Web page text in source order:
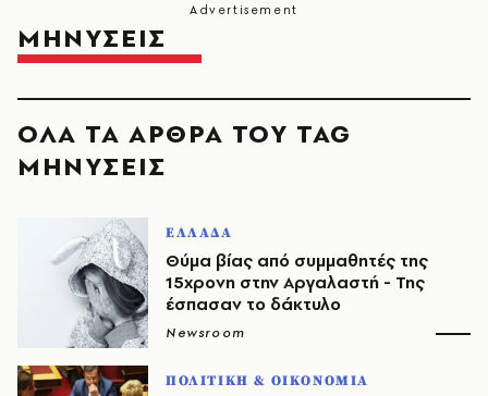
ΜΗΝΥΣΕΙΣ
ΟΛΑ ΤΑ ΑΡΘΡΑ ΤΟΥ TAG
ΜΗΝΥΣΕΙΣ
ΕΛΛΑΔΑ
Θύμα βίας από συμμαθητές της
15χρονη στην Αργαλαστή - Της
έσπασαν το δάκτυλο
Newsroom
ΠΟΛΙΤΙΚΗ & ΟΙΚΟΝΟΜΙΑ